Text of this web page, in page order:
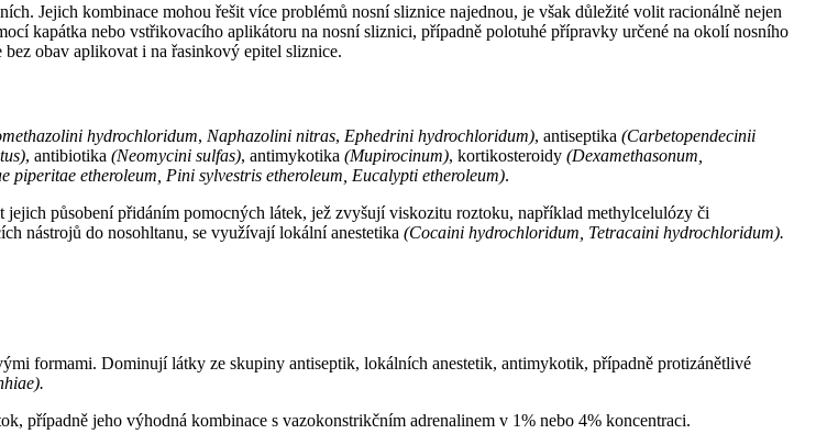
Jejich kombinace mohou řešit více problémů nosní sliznice najednou, je však důležité volit racionálně nejen
kapátka nebo vstřikovacího aplikátoru na nosní sliznici, případně polotuhé přípravky určené na okolí nosního
obav aplikovat i na řasinkový epitel sliznice.
hydrochloridum, Naphazolini nitras, Ephedrini hydrochloridum), antiseptika (Carbetopendecinii
, antibiotika (Neomycini sulfas), antimykotika (Mupirocinum), kortikosteroidy (Dexamethasonum,
piperitae etheroleum, Pini sylvestris etheroleum, Eucalypti etheroleum).
působení přidáním pomocných látek, jež zvyšují viskozitu roztoku, například methylcelulózy či
nástrojů do nosohltanu, se využívají lokální anestetika (Cocaini hydrochloridum, Tetracaini hydrochloridum).
formami. Dominují látky ze skupiny antiseptik, lokálních anestetik, antimykotik, případně protizánětlivé
případně jeho výhodná kombinace s vazokonstrikčním adrenalinem v 1% nebo 4% koncentraci.